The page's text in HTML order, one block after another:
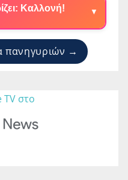
Καλλονή! ▼
πανηγυριών →
TV στο